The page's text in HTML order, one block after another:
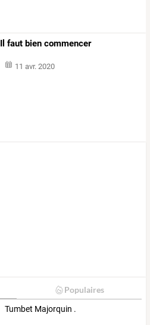
Il faut bien commencer
11 avr. 2020
Populaires
Tumbet Majorquin .